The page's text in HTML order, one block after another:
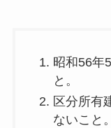
昭和56年
と。
区分所有
ないこと。